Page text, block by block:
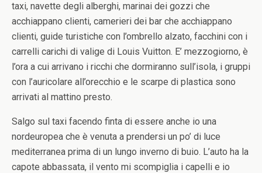
taxi, navette degli alberghi, marinai dei gozzi che
acchiappano clienti, camerieri dei bar che acchiappano
clienti, guide turistiche con l’ombrello alzato, facchini con i
carrelli carichi di valige di Louis Vuitton. E’ mezzogiorno, è
l’ora a cui arrivano i ricchi che dormiranno sull’isola, i gruppi
con l’auricolare all’orecchio e le scarpe di plastica sono
arrivati al mattino presto.
Salgo sul taxi facendo finta di essere anche io una
nordeuropea che è venuta a prendersi un po’ di luce
mediterranea prima di un lungo inverno di buio. L’auto ha la
capote abbassata, il vento mi scompiglia i capelli e io